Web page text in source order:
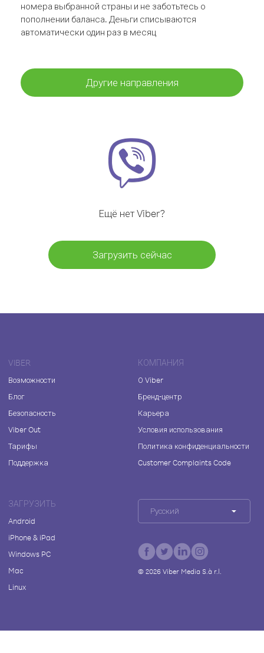
номера выбранной страны и не заботьтесь о
пополнении баланса. Деньги списываются
автоматически один раз в месяц
Другие направления
Ещё нет Viber?
Загрузить сейчас
VIBER
Возможности
Блог
Безопасность
Viber Out
Тарифы
Поддержка
КОМПАНИЯ
О Viber
Бренд-центр
Карьера
Условия использования
Политика конфиденциальности
Customer Complaints Code
ЗАГРУЗИТЬ
Android
iPhone & iPad
Windows PC
Mac
Linux
Русский
© 2026Viber Media S.à r.l.